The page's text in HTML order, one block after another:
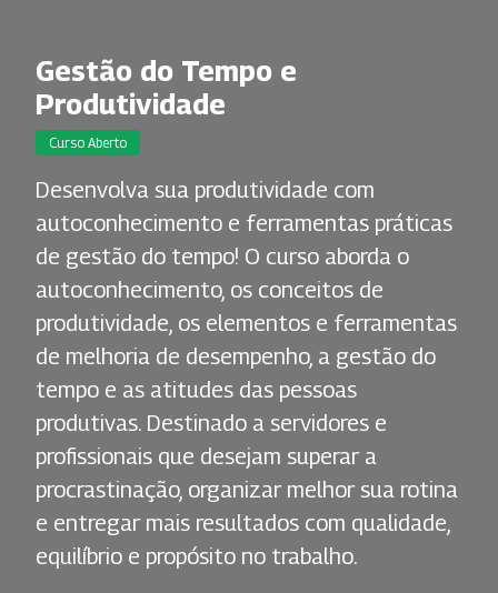
Gestão do Tempo e
Produtividade
Curso Aberto
Desenvolva sua produtividade com
autoconhecimento e ferramentas práticas
de gestão do tempo! O curso aborda o
autoconhecimento, os conceitos de
produtividade, os elementos e ferramentas
de melhoria de desempenho, a gestão do
tempo e as atitudes das pessoas
produtivas. Destinado a servidores e
profissionais que desejam superar a
procrastinação, organizar melhor sua rotina
e entregar mais resultados com qualidade,
equilíbrio e propósito no trabalho.